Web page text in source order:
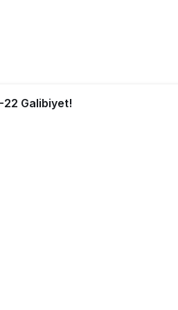
bir ikinci yarı geri
22 Galibiyet!